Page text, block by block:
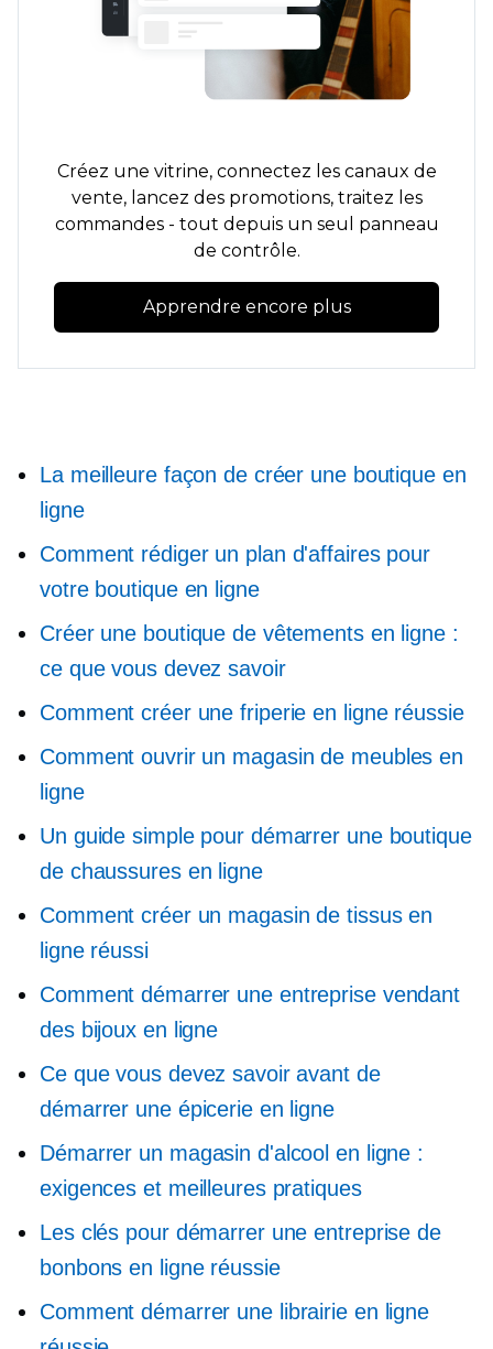
Créez une vitrine, connectez les canaux de
vente, lancez des promotions, traitez les
commandes - tout depuis un seul panneau
de contrôle.
Apprendre encore plus
La meilleure façon de créer une boutique en
ligne
Comment rédiger un plan d'affaires pour
votre boutique en ligne
Créer une boutique de vêtements en ligne :
ce que vous devez savoir
Comment créer une friperie en ligne réussie
Comment ouvrir un magasin de meubles en
ligne
Un guide simple pour démarrer une boutique
de chaussures en ligne
Comment créer un magasin de tissus en
ligne réussi
Comment démarrer une entreprise vendant
des bijoux en ligne
Ce que vous devez savoir avant de
démarrer une épicerie en ligne
Démarrer un magasin d'alcool en ligne :
exigences et meilleures pratiques
Les clés pour démarrer une entreprise de
bonbons en ligne réussie
Comment démarrer une librairie en ligne